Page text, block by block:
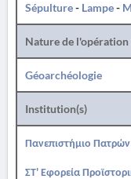
Sépulture- Lampe-
Nature de l'opération
Géoarchéologie
Institution(s)
Πανεπιστήμιο
ΣΤ' Εφορεία